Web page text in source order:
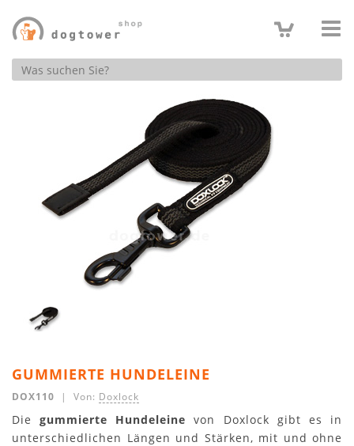
Produktsuche
GUMMIERTE HUNDELEINE
DOX110 | Von: Doxlock
Diegummierte Hundeleine von Doxlock gibt es in
unterschiedlichen Längen und Stärken, mit und ohne